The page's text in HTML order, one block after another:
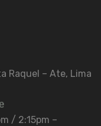
Raquel – Ate, Lima
/ 2:15pm –